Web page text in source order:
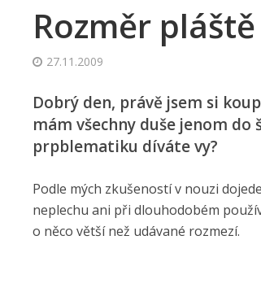
Rozměr
27.11.2009
Dobrý den, právě jsem si
mám všechny duše jenom
prpblematiku díváte vy?
Podle mých zkušeností v nouzi
neplechu ani při dlouhodobém
o něco větší než udávané rozmezí.